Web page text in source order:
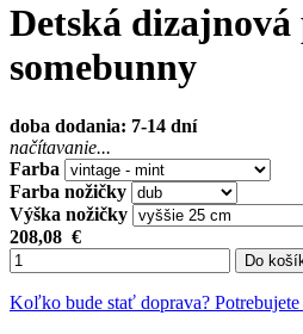
Detská dizajnová
somebunny
doba dodania: 7-14 dní
načítavanie...
Farba
Farba nožičky
Výška nožičky
208,08 €
Do
Koľko bude stať doprava?